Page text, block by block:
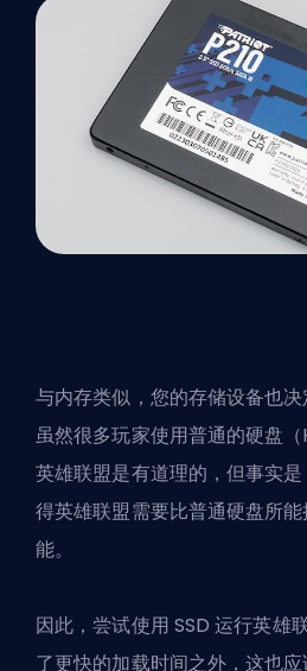
与内存类似，您的存储设备也决
虽然很多玩家使用普通的硬盘
英雄联盟是有道理的，但事实
得英雄联盟需要比普通硬盘所
能。
因此，尝试使用 SSD 运行英雄
了更快的加载时间之外，这也